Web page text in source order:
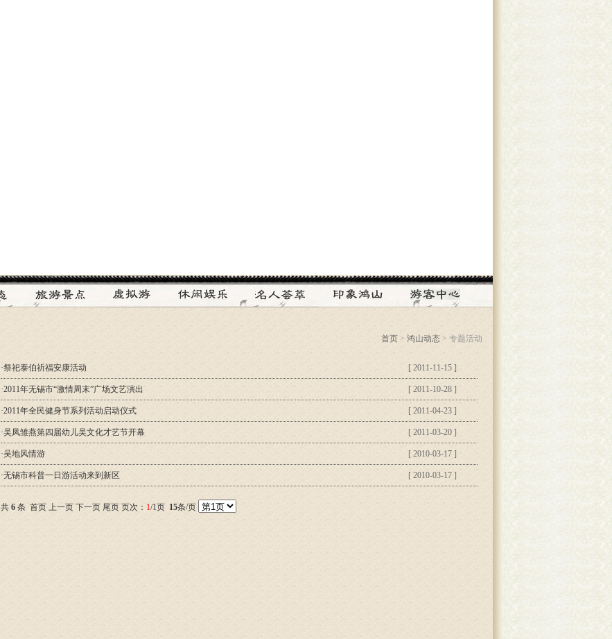
首页 > 鸿山动态 > 专题活动
·祭祀泰伯祈福安康活动 [ 2011-11-15 ]
·2011年无锡市“激情周末”广场文艺演出 [ 2011-10-28 ]
·2011年全民健身节系列活动启动仪式 [ 2011-04-23 ]
·吴凤雏燕第四届幼儿吴文化才艺节开幕 [ 2011-03-20 ]
·吴地风情游 [ 2010-03-17 ]
·无锡市科普一日游活动来到新区 [ 2010-03-17 ]
共 6 条 首页 上一页 下一页 尾页 页次： 1/1页 15条/页